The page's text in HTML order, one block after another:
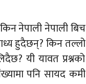
नेपाली नेपाली बिच
हुदैछन्? किन तल्लो
यी यावत प्रश्नको
पनि सायद कमी